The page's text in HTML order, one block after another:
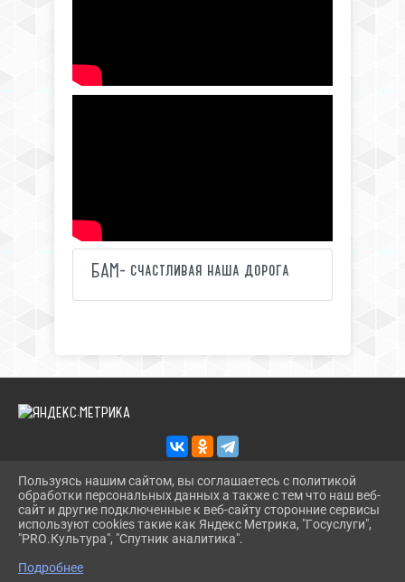
БАМ- счастливая наша дорога
2026 Г. KULTSPORT-IRK.RU
ВХОД
КАРТА САЙТА
Пользуясь нашим сайтом, вы соглашаетесь с политикой
обработки персональных данных а также с тем что наш веб-
сайт и другие подключенные к веб-сайту сторонние сервисы
используют cookies такие как Яндекс Метрика, "Госуслуги",
"PRO.Культура", "Спутник аналитика".
Подробнее